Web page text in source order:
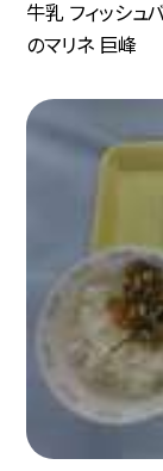
牛乳 フィッシュ
のマリネ 巨峰